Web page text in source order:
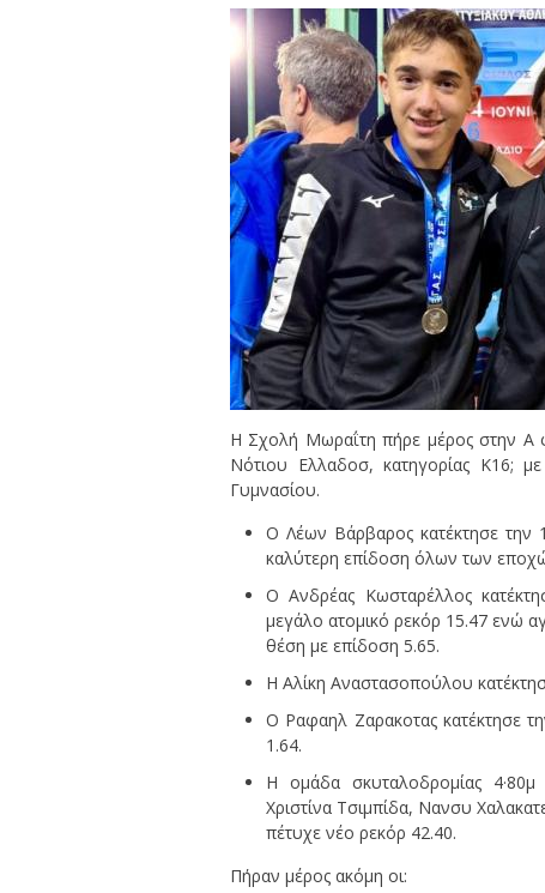
Η Σχολή Μωραΐτη πήρε μέρος στην Α
Νότιου Ελλαδοσ, κατηγορίας Κ16;
Γυμνασίου.
Ο Λέων Βάρβαρος κατέκτησε την
καλύτερη επίδοση όλων των
Ο Ανδρέας Κωσταρέλλος
μεγάλο ατομικό ρεκόρ 15.47 ενώ
θέση με επίδοση 5.65.
Η Αλίκη Αναστασοπούλου
Ο Ραφαηλ Ζαρακοτας κατέκτησε
1.64.
Η ομάδα σκυταλοδρομίας 4·80μ
Χριστίνα Τσιμπίδα, Νανσυ
πέτυχε νέο ρεκόρ 42.40.
Πήραν μέρος ακόμη οι: